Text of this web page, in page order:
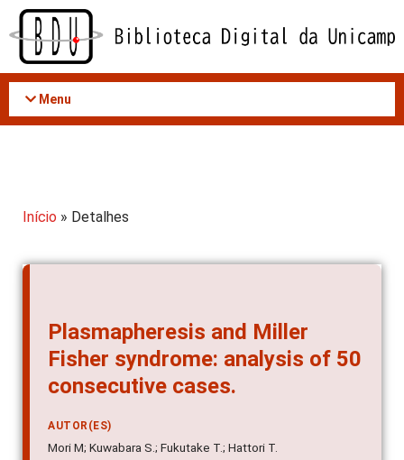
Acessar
conteúdo
Menu
Início » Detalhes
Plasmapheresis and Miller
Fisher syndrome: analysis of 50
consecutive cases.
AUTOR(ES)
Mori M; Kuwabara S.; Fukutake T.; Hattori T.